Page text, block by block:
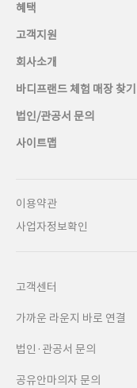
혜택
고객지원
회사소개
바디프랜드 체험 매장 찾기
법인/관공서 문의
사이트맵
이용약관
사업자정보확인
고객센터
가까운 라운지 바로 연결
법인·관공서 문의
공유안마의자 문의